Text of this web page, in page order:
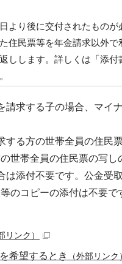
より後に交付されたものが
住民票等を年金請求以外で
しします。詳しくは「添付
求する子の場合、マイ
る方の世帯全員の住民
世帯全員の住民票の写し
添付不要です。公金受
のコピーの添付は不要で
リンク）
希望するとき （外部リンク）